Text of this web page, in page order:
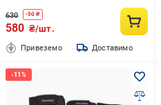
630 -50 ₴
580 ₴/шт.
Привеземо Доставимо